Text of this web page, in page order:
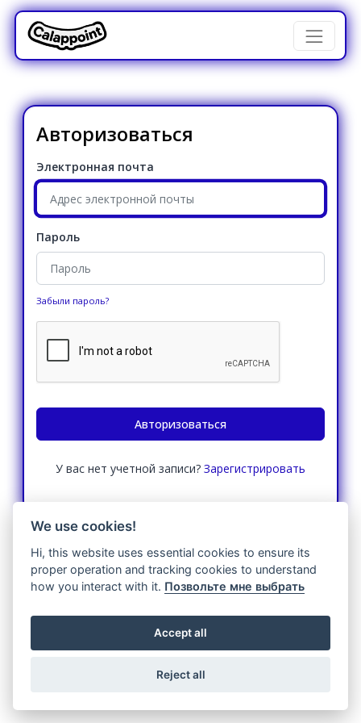
Авторизоваться
Электронная почта
Пароль
Забыли пароль?
Авторизоваться
У вас нет учетной записи? Зарегистрировать
We use cookies!
Hi, this website uses essential cookies to ensure its
proper operation and tracking cookies to understand
how you interact with it. Позвольте мне выбрать
Accept all
Reject all